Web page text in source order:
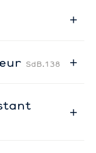
SdB.138